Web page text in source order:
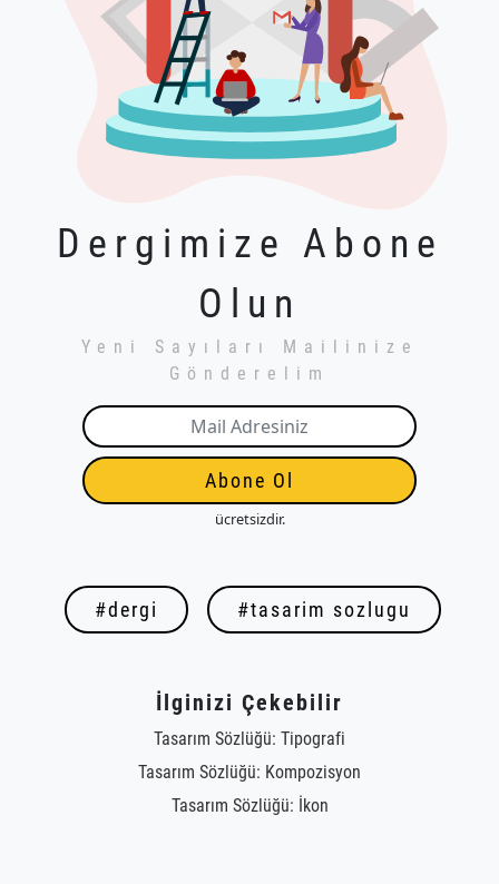
Dergimize Abone
Olun
Yeni Sayıları Mailinize
Gönderelim
Abone Ol
ücretsizdir.
#dergi #tasarim sozlugu
İlginizi Çekebilir
Tasarım Sözlüğü: Tipografi
Tasarım Sözlüğü: Kompozisyon
Tasarım Sözlüğü: İkon